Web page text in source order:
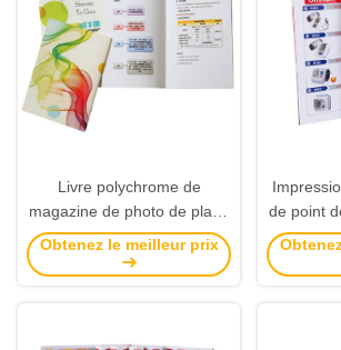
Livre polychrome de
magazine de photo de place
de terre de pli de Bi
d'impression de livret de
Obtenez le meilleur prix
de point
du livret